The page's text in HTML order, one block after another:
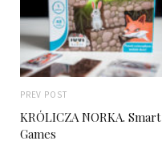
PREV POST
KRÓLICZA NORKA. Smart
Games